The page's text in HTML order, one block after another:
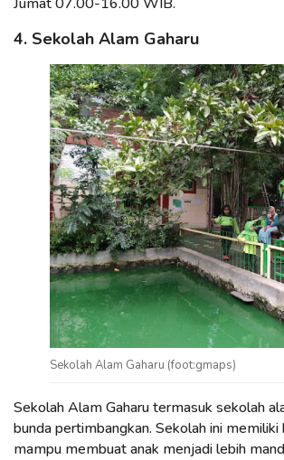
4. Sekolah Alam Gaharu
Sekolah Alam Gaharu (foot:gmaps)
Sekolah Alam Gaharu termasuk sekolah
bunda pertimbangkan. Sekolah ini
mampu membuat anak menjadi lebih